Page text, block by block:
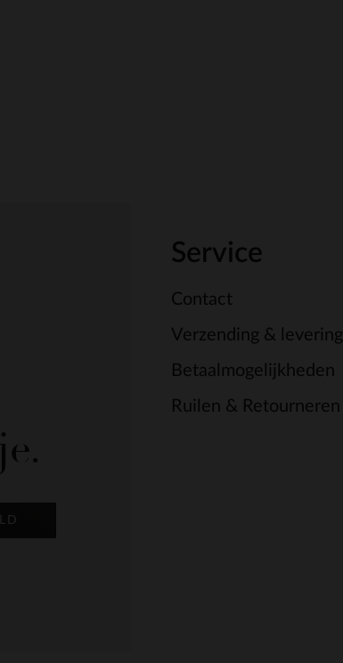
Service
Contact
Verzending & levering
Betaalmogelijkheden
Ruilen & Retourneren